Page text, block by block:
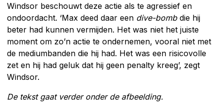
Windsor beschouwt deze actie als te agressief en
ondoordacht. ‘Max deed daar een dive-bomb die hij
beter had kunnen vermijden. Het was niet het juiste
moment om zo’n actie te ondernemen, vooral niet met
de mediumbanden die hij had. Het was een risicovolle
zet en hij had geluk dat hij geen penalty kreeg’, zegt
Windsor.
De tekst gaat verder onder de afbeelding.